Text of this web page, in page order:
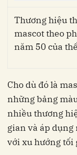
Thương hiệu
mascot theo
năm 50 của
Cho dù đó là
những bảng
nhiều thương
gian và áp
với xu hướng tối